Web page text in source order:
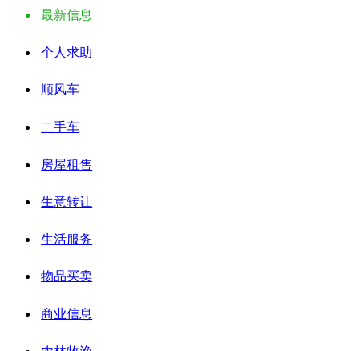
最新信息
个人求助
顺风车
二手车
房屋租售
生意转让
生活服务
物品买卖
商业信息